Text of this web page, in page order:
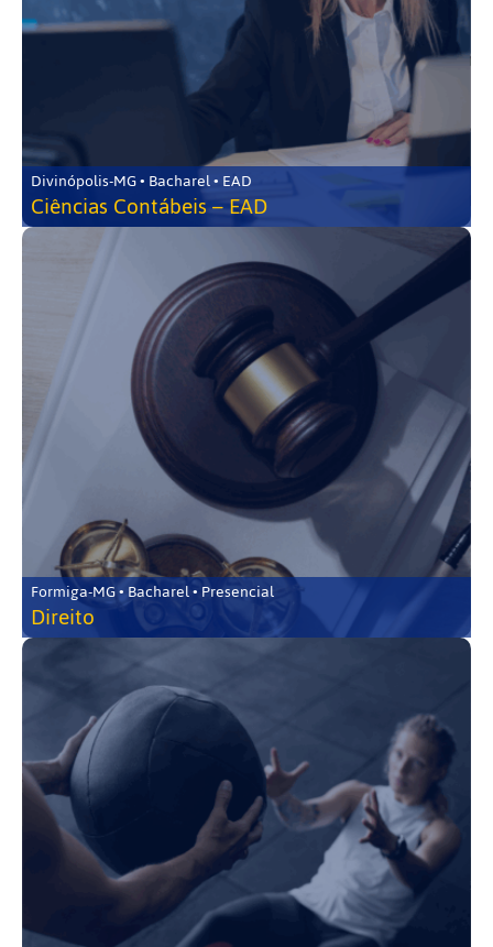
Divinópolis-MG • Bacharel • EAD
Ciências Contábeis – EAD
Formiga-MG • Bacharel • Presencial
Direito